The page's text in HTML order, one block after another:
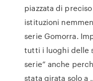
piazzata di
istituzioni
serie Gomorra.
tutti i luoghi delle
serie” anche
stata girata solo a